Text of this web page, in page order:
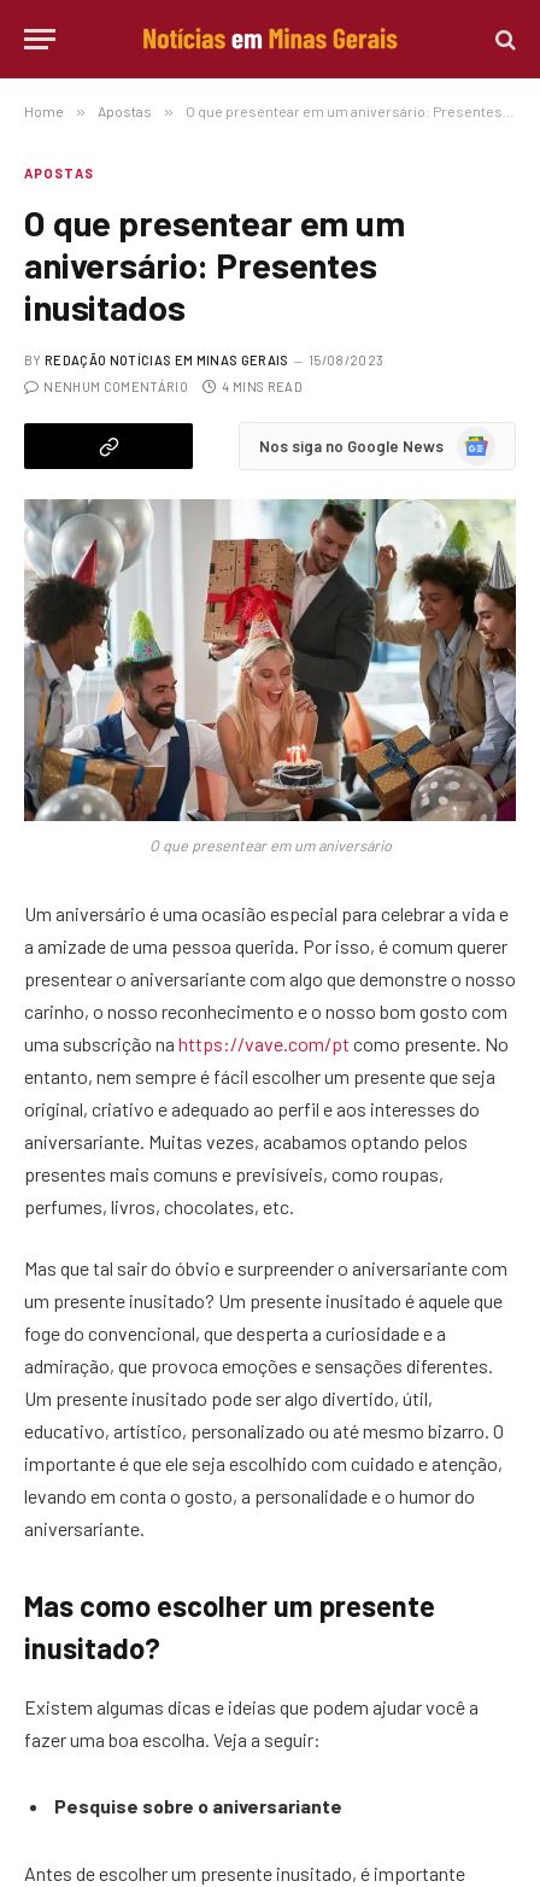
Home » Apostas » O que presentear em um aniversário: Presentes inusitados
APOSTAS
O que presentear em um
aniversário: Presentes
inusitados
BY REDAÇÃO NOTÍCIAS EM MINAS GERAIS
15/08/2023
NENHUM COMENTÁRIO
4 MINS READ
Nos siga no Google News
Google
O que presentear em um aniversário
Um aniversário é uma ocasião especial para celebrar a vida e
a amizade de uma pessoa querida. Por isso, é comum querer
presentear o aniversariante com algo que demonstre o nosso
carinho, o nosso reconhecimento e o nosso bom gosto com
uma subscrição na https://vave.com/pt como presente. No
entanto, nem sempre é fácil escolher um presente que seja
original, criativo e adequado ao perfil e aos interesses do
aniversariante. Muitas vezes, acabamos optando pelos
presentes mais comuns e previsíveis, como roupas,
perfumes, livros, chocolates, etc.
Mas que tal sair do óbvio e surpreender o aniversariante com
um presente inusitado? Um presente inusitado é aquele que
foge do convencional, que desperta a curiosidade e a
admiração, que provoca emoções e sensações diferentes.
Um presente inusitado pode ser algo divertido, útil,
educativo, artístico, personalizado ou até mesmo bizarro. O
importante é que ele seja escolhido com cuidado e atenção,
levando em conta o gosto, a personalidade e o humor do
aniversariante.
Mas como escolher um presente
inusitado?
Existem algumas dicas e ideias que podem ajudar você a
fazer uma boa escolha. Veja a seguir:
Pesquise sobre o aniversariante
Antes de escolher um presente inusitado, é importante